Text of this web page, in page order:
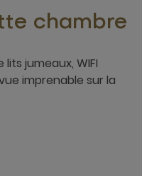
chambre
jumeaux, WIFI
imprenable sur la